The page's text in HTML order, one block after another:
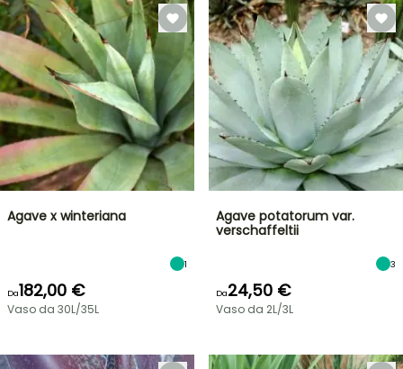
Agave x winteriana
1
Da182,00 €
Vaso da 30L/35L
Agave potatorum var.
verschaffeltii
3
Da24,50 €
Vaso da 2L/3L